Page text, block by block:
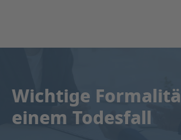
Wichtige
einem Todesfall